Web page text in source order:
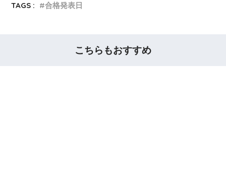
TAGS : 合格発表日
こちらもおすすめ